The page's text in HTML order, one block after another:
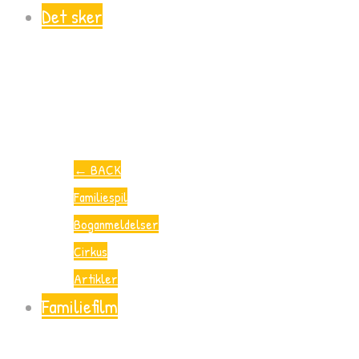
Det sker
← BACK
Familiespil
Boganmeldelser
Cirkus
Artikler
Familiefilm